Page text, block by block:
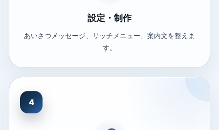
設定・制作
あいさつメッセージ、リッチメニュー、案内文を整えま
す。
4